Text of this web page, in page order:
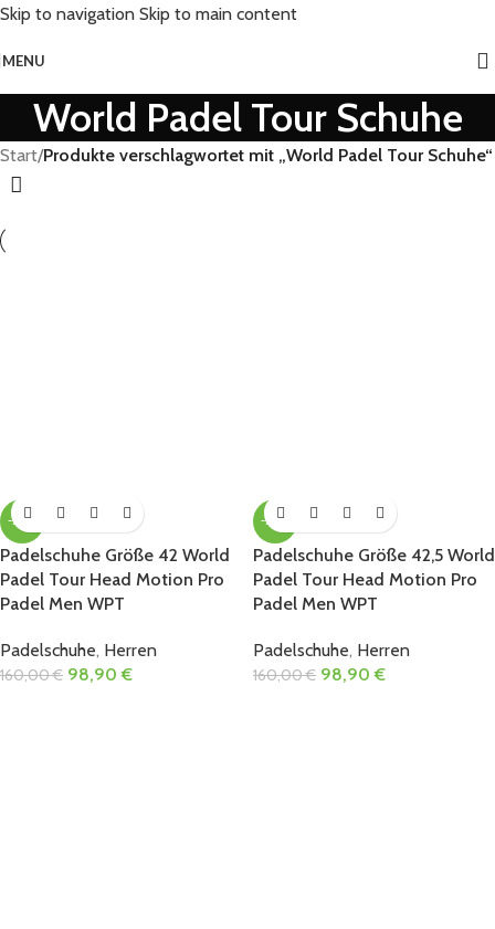
Skip to navigation Skip to main content
MENU
World Padel Tour Schuhe
Start/Produkte verschlagwortet mit „World Padel Tour Schuhe“
-38%
Padelschuhe Größe 42 World
Padel Tour Head Motion Pro
Padel Men WPT
Padelschuhe, Herren
160,00€ 98,90€
-38%
Padelschuhe Größe 42,5 World
Padel Tour Head Motion Pro
Padel Men WPT
Padelschuhe, Herren
160,00€ 98,90€